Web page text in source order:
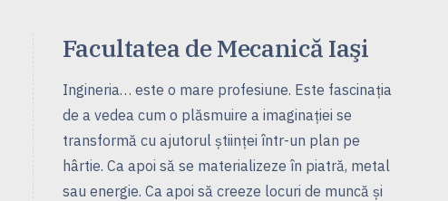
Facultatea de Mecanică Iaşi
Ingineria… este o mare profesiune. Este fascinaţia
de a vedea cum o plăsmuire a imaginaţiei se
transformă cu ajutorul ştiinţei într-un plan pe
hârtie. Ca apoi să se materializeze în piatră, metal
sau energie. Ca apoi să creeze locuri de muncă şi